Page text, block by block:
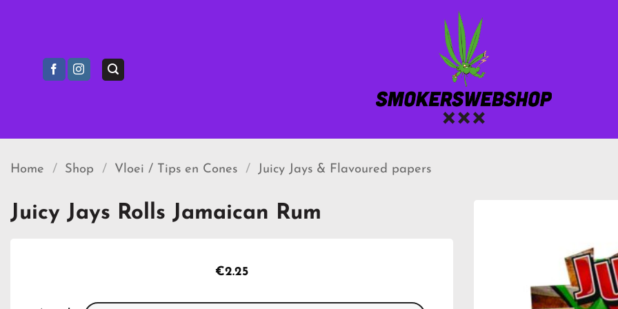
Home / Shop / Vloei / Tips en Cones / Juicy Jays & Flavoured papers
Juicy Jays Rolls Jamaican Rum
€2.25